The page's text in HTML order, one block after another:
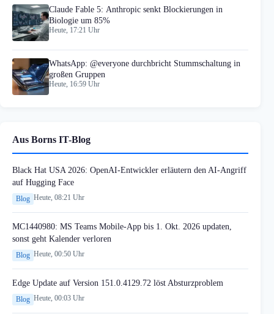
Claude Fable 5: Anthropic senkt Blockierungen in
Biologie um 85%
Heute, 17:21 Uhr
WhatsApp: @everyone durchbricht Stummschaltung in
großen Gruppen
Heute, 16:59 Uhr
Aus Borns IT-Blog
Black Hat USA 2026: OpenAI-Entwickler erläutern den AI-Angriff
auf Hugging Face
Blog Heute, 08:21 Uhr
MC1440980: MS Teams Mobile-App bis 1. Okt. 2026 updaten,
sonst geht Kalender verloren
Blog Heute, 00:50 Uhr
Edge Update auf Version 151.0.4129.72 löst Absturzproblem
Blog Heute, 00:03 Uhr